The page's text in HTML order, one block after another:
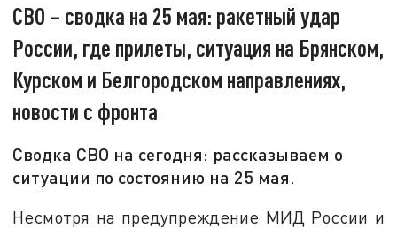
СВО – сводка на 25 мая: ракетный удар
России, где прилеты, ситуация на Брянском,
Курском и Белгородском направлениях,
новости с фронта
Сводка СВО на сегодня: рассказываем о
ситуации по состоянию на 25 мая.
Несмотря на предупреждение МИД России и